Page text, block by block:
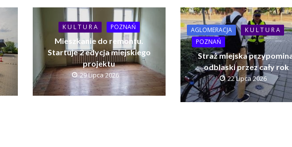
K U L T U R A POZNAŃ
Mieszkanie do remontu.
Startuje 2 edycja miejskiego
projektu
29 Lipca 2026
AGLOMERACJA
K U L T U R A
POZNAŃ
Straż miejska
odblaski przez cały rok
22 Lipca 2026